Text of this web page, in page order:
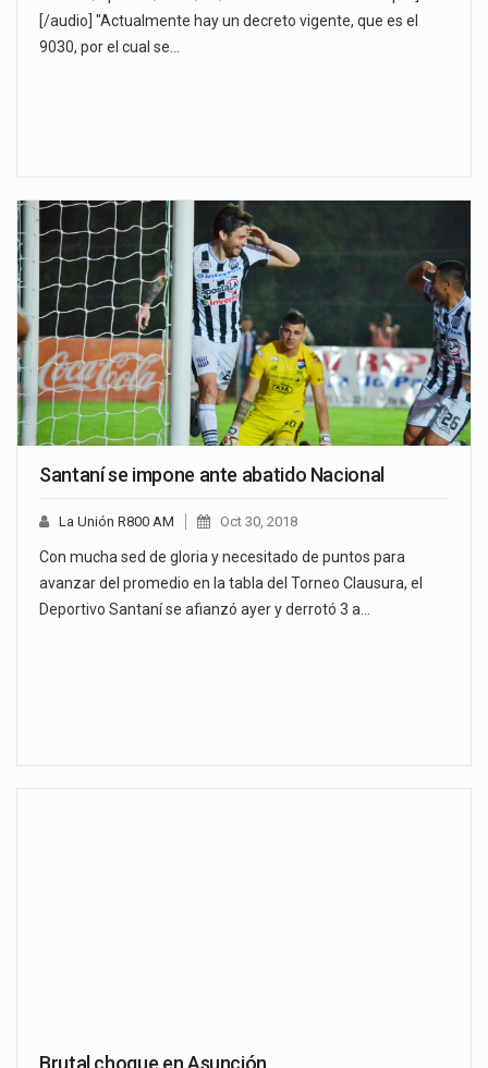
[/audio] "Actualmente hay un decreto vigente, que es el
9030, por el cual se…
Santaní se impone ante abatido Nacional
La Unión R800 AM Oct 30, 2018
Con mucha sed de gloria y necesitado de puntos para
avanzar del promedio en la tabla del Torneo Clausura, el
Deportivo Santaní se afianzó ayer y derrotó 3 a…
Brutal choque en Asunción